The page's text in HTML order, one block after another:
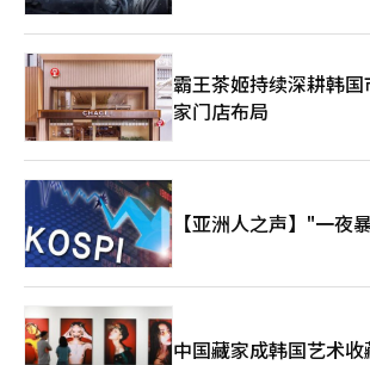
霸王茶姬持续深耕韩
家门店布局
【亚洲人之声】"一夜
中国藏家成韩国艺术